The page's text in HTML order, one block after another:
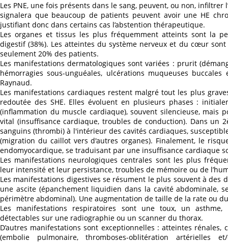
Les PNE, une fois présents dans le sang, peuvent, ou non, infiltrer
signalera que beaucoup de patients peuvent avoir une HE
justifiant donc dans certains cas l’abstention thérapeutique.
Les organes et tissus les plus fréquemment atteints sont la
digestif (38%). Les atteintes du système nerveux et du cœur
seulement 20% des patients.
Les manifestations dermatologiques sont variées : prurit
hémorragies sous-unguéales, ulcérations muqueuses
Raynaud.
Les manifestations cardiaques restent malgré tout les plus
redoutée des SHE. Elles évoluent en plusieurs phases :
(inflammation du muscle cardiaque), souvent silencieuse, mais
vital (insuffisance cardiaque, troubles de conduction). Dans un
sanguins (thrombi) à l'intérieur des cavités cardiaques,
(migration du caillot vers d'autres organes). Finalement, le
endomyocardique, se traduisant par une insuffisance cardiaque
Les manifestations neurologiques centrales sont les plus
leur intensité et leur persistance, troubles de mémoire ou de
Les manifestations digestives se résument le plus souvent à des
une ascite (épanchement liquidien dans la cavité abdominale,
périmètre abdominal). Une augmentation de taille de la rate ou
Les manifestations respiratoires sont une toux, un
détectables sur une radiographie ou un scanner du thorax.
D’autres manifestations sont exceptionnelles : atteintes rénales,
(embolie pulmonaire, thromboses-oblitération artérielles